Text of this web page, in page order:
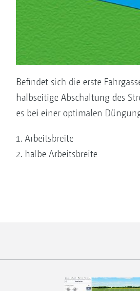
Befindet sich die erste
halbseitige Abschaltung des
es bei einer optimalen
Arbeitsbreite
halbe Arbeitsbreite